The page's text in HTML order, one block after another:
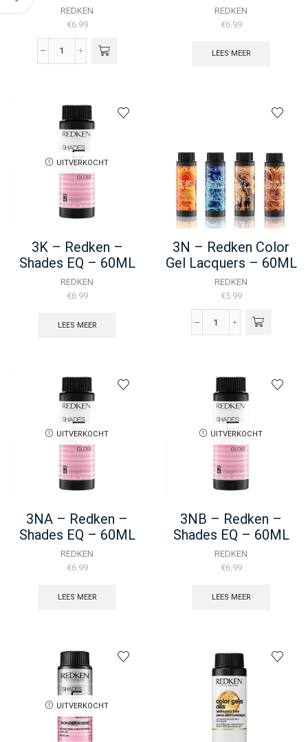
REDKEN
€6.99
3B
Shades
EQ
-
60ML
aantal
REDKEN
€6.99
LEES MEER
UITVERKOCHT
3K – Redken –
Shades EQ – 60ML
REDKEN
€6.99
LEES MEER
3N – Redken Color
Gel Lacquers – 60ML
REDKEN
€5.99
3N
Gel
Lacquers
-
60ML
aantal
UITVERKOCHT
3NA – Redken –
Shades EQ – 60ML
REDKEN
€6.99
LEES MEER
UITVERKOCHT
3NB – Redken –
Shades EQ – 60ML
REDKEN
€6.99
LEES MEER
UITVERKOCHT